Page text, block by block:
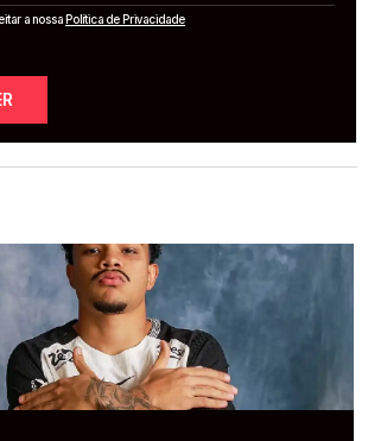
a nossaPolítica de Privacidade